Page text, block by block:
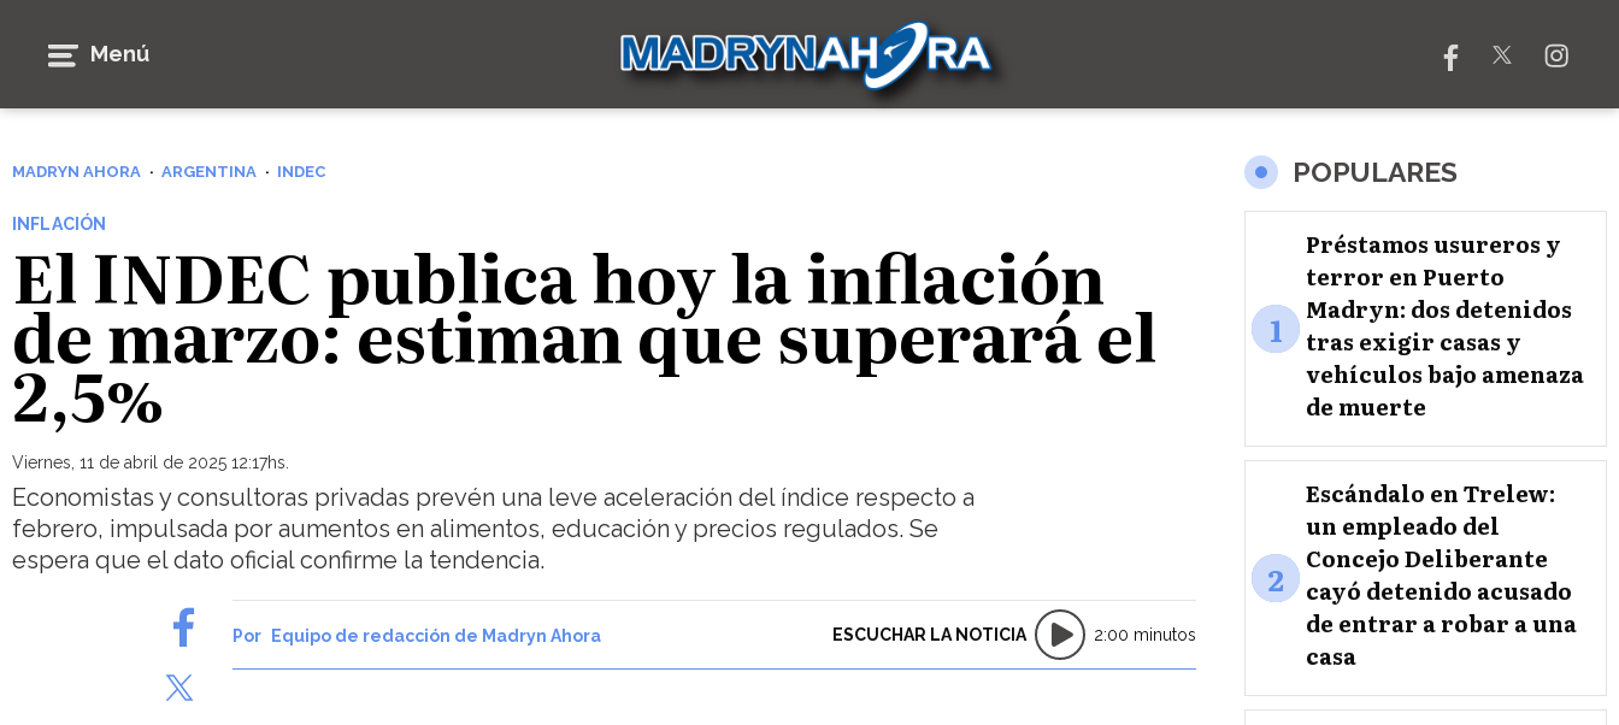
Menú
MADRYN AHORA ARGENTINA INDEC
INFLACIÓN
El INDEC publica hoy la inflación
de marzo: estiman que superará el
2,5%
Viernes, 11 de abril de 2025 12:17hs.
Economistas y consultoras privadas prevén una leve aceleración del índice respecto a
febrero, impulsada por aumentos en alimentos, educación y precios regulados. Se
espera que el dato oficial confirme la tendencia.
Equipo de redacción de Madryn Ahora ESCUCHAR LA NOTICIA 2:00 minutos
POPULARES
1
Préstamos usureros y
terror en Puerto
Madryn: dos detenidos
tras exigir casas y
vehículos bajo amenaza
de muerte
2
Escándalo en Trelew:
un empleado del
Concejo Deliberante
cayó detenido acusado
de entrar a robar a una
casa